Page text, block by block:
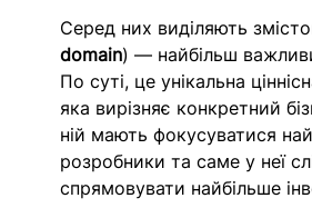
Серед них виділяють
domain) — найбільш
По суті, це унікальна
яка вирізняє конкретний
ній мають фокусуватися
розробники та саме у неї
спрямовувати найбільше